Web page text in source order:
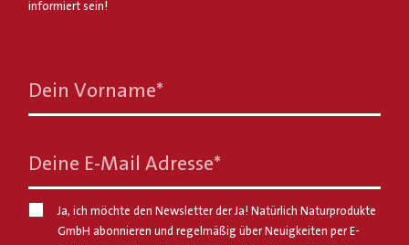
informiert sein!
Dein Vorname*
Deine E-Mail Adresse*
Ja, ich möchte den Newsletter der Ja! Natürlich Naturprodukte
GmbH abonnieren und regelmäßig über Neuigkeiten per E-